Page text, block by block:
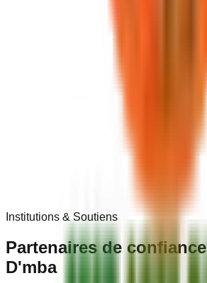
Institutions & Soutiens
Partenaires de confiance
D'mba